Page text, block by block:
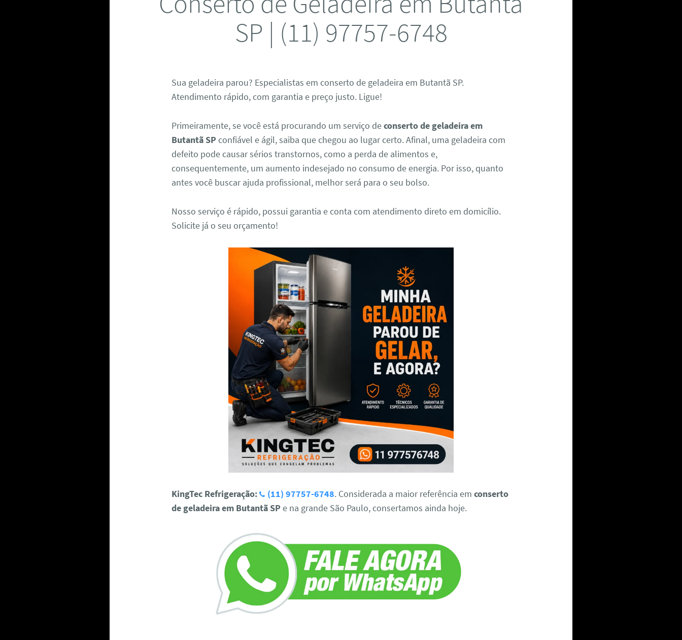
SP | (11) 97757-6748
Sua geladeira parou? Especialistas em conserto de geladeira em Butantã SP.
Atendimento rápido, com garantia e preço justo. Ligue!
Primeiramente, se você está procurando um serviço deconserto de geladeira em
Butantã SP confiável e ágil, saiba que chegou ao lugar certo. Afinal, uma geladeira com
defeito pode causar sérios transtornos, como a perda de alimentos e,
consequentemente, um aumento indesejado no consumo de energia. Por isso, quanto
antes você buscar ajuda profissional, melhor será para o seu bolso.
Nosso serviço é rápido, possui garantia e conta com atendimento direto em domicílio.
Solicite já o seu orçamento!
KingTec Refrigeração: (11) 97757-6748. Considerada a maior referência emconserto
de geladeira em Butantã SP e na grande São Paulo, consertamos ainda hoje.